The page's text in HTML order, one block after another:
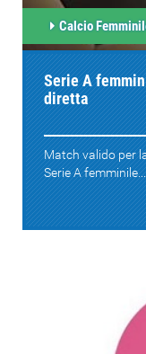
Calcio
Serie A
diretta
Match valido per
Serie A femminile...